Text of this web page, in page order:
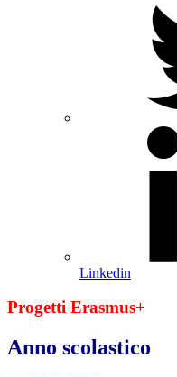
Linkedin
Progetti Erasmus+
Anno scolastico